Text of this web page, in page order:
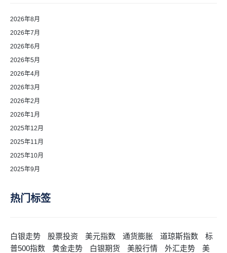
2026年8月
2026年7月
2026年6月
2026年5月
2026年4月
2026年3月
2026年2月
2026年1月
2025年12月
2025年11月
2025年10月
2025年9月
热门标签
白银走势 股票投资 美元指数 通货膨胀 道琼斯指数
标
普500指数
黄金走势 白银期货 美股行情 外汇走势
美